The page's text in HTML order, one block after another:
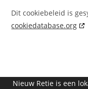
Dit cookiebeleid is
cookiedatabase.org
Nieuw Retie is een